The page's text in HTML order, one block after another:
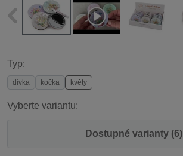
Typ:
dívka kočka květy
Vyberte variantu:
Dostupné varianty (6)